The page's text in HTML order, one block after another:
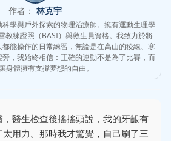
作者： 林克宇
學與戶外探索的物理治療師。擁有運動生理學
教練證照（BASI）與救生員資格。我致力於將
能操作的日常練習，無論是在高山的稜線、寒
，我始終相信：正確的運動不是為了比賽，而
身體擁有支撐夢想的自由。
醫生檢查後搖搖頭說，我的牙齦有
用力。那時我才驚覺，自己刷了三